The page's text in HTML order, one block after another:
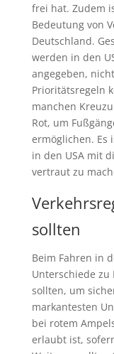
frei hat. Zudem
Bedeutung von
Deutschland.
werden in den
angegeben,
Prioritätsregeln
manchen
Rot, um
ermöglichen. Es
in den USA mit
vertraut zu
sollten
Beim Fahren in
Unterschiede zu
sollten, um
markantesten
bei rotem
erlaubt ist,